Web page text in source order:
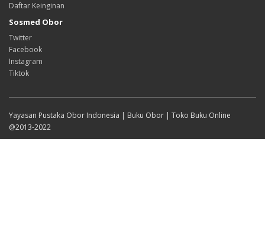
Daftar Keinginan
Sosmed Obor
Twitter
Facebook
Instagram
Tiktok
Yayasan Pustaka Obor Indonesia | Buku Obor | Toko Buku Online
@2013-2022